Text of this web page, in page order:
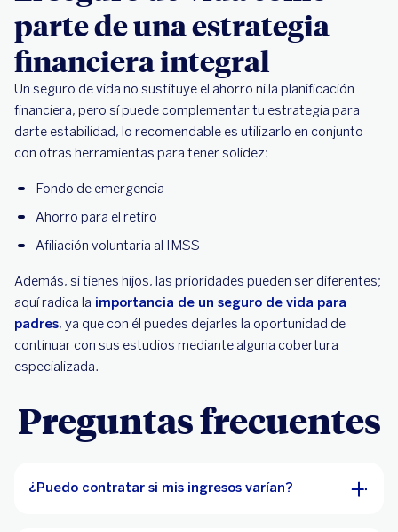
parte de una estrategia
financiera integral
Un seguro de vida no sustituye el ahorro ni la planificación
financiera, pero sí puede complementar tu estrategia para
darte estabilidad, lo recomendable es utilizarlo en conjunto
con otras herramientas para tener solidez:
Fondo de emergencia
Ahorro para el retiro
Afiliación voluntaria al IMSS
Además, si tienes hijos, las prioridades pueden ser diferentes;
aquí radica la importancia de un seguro de vida para
padres, ya que con él puedes dejarles la oportunidad de
continuar con sus estudios mediante alguna cobertura
especializada.
Preguntas frecuentes
¿Puedo contratar si mis ingresos varían?